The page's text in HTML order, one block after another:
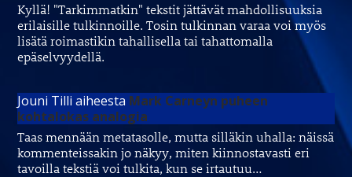
Kyllä! "Tarkimmatkin" tekstit jättävät mahdollisuuksia
erilaisille tulkinnoille. Tosin tulkinnan varaa voi myös
lisätä roimastikin tahallisella tai tahattomalla
epäselvyydellä.
Jouni Tilli aiheesta Mark Carneyn puheen
kohtalokas analogia
Taas mennään metatasolle, mutta silläkin uhalla: näissä
kommenteissakin jo näkyy, miten kiinnostavasti eri
tavoilla tekstiä voi tulkita, kun se irtautuu…